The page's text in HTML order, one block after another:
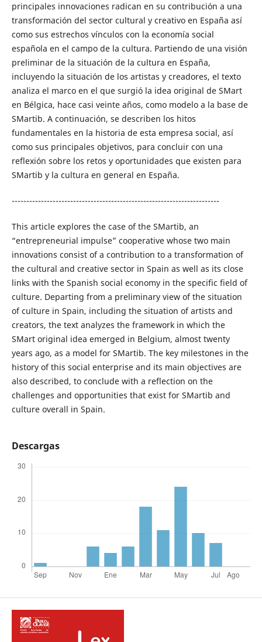
principales innovaciones radican en su contribución a una
transformación del sector cultural y creativo en España así
como sus estrechos vínculos con la economía social
española en el campo de la cultura. Partiendo de una visión
preliminar de la situación de la cultura en España,
incluyendo la situación de los artistas y creadores, el texto
analiza el marco en el que surgió la idea original de SMart
en Bélgica, hace casi veinte años, como modelo a la base de
SMartib. A continuación, se describen los hitos
fundamentales en la historia de esta empresa social, así
como sus principales objetivos, para concluir con una
reflexión sobre los retos y oportunidades que existen para
SMartib y la cultura en general en España.
-----------------------------------------------------------------------
This article explores the case of the SMartib, an
“entrepreneurial impulse” cooperative whose two main
innovations consist of a contribution to a transformation of
the cultural and creative sector in Spain as well as its close
links with the Spanish social economy in the specific field of
culture. Departing from a preliminary view of the situation
of culture in Spain, including the situation of artists and
creators, the text analyzes the framework in which the
SMart original idea emerged in Belgium, almost twenty
years ago, as a model for SMartib. The key milestones in the
history of this social enterprise and its main objectives are
also described, to conclude with a reflection on the
challenges and opportunities that exist for SMartib and
culture overall in Spain.
Descargas